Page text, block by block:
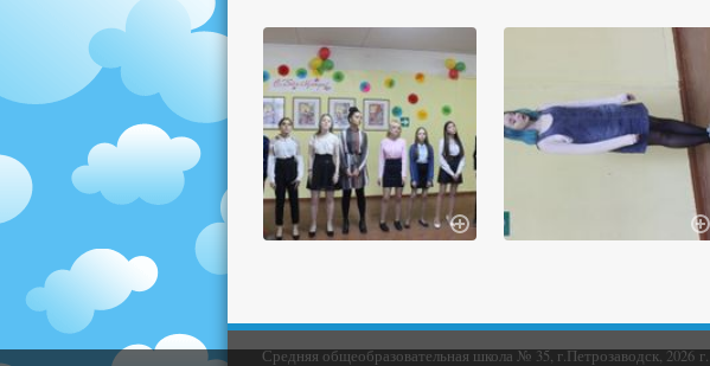
Средняя общеобразовательная школа № 35, г.Петрозаводск, 2026 г.